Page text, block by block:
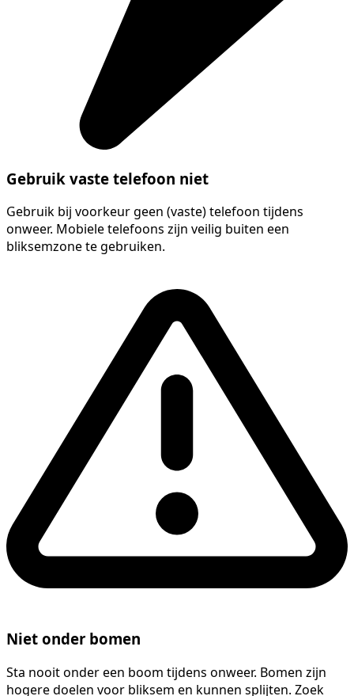
Gebruik vaste telefoon niet
Gebruik bij voorkeur geen (vaste) telefoon tijdens
onweer. Mobiele telefoons zijn veilig buiten een
bliksemzone te gebruiken.
Niet onder bomen
Sta nooit onder een boom tijdens onweer. Bomen zijn
hogere doelen voor bliksem en kunnen splijten. Zoek